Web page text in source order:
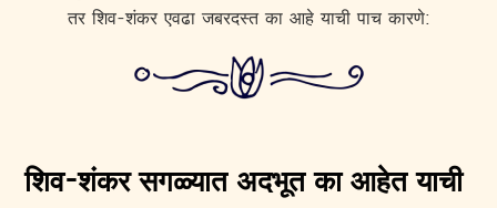
तर शिव-शंकर एवढा जबरदस्त का आहे याची पाच कारणे:
शिव-शंकर सगळ्यात अदभूत का आहेत याची